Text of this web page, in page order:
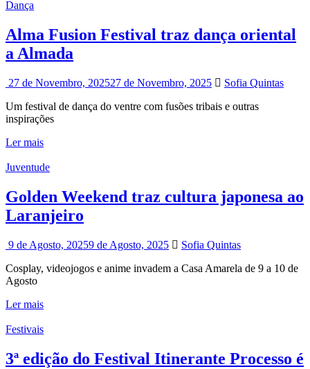
Dança
Alma Fusion Festival traz dança oriental
a Almada
27 de Novembro, 202527 de Novembro, 2025
Sofia Quintas
Um festival de dança do ventre com fusões tribais e outras
inspirações
Ler mais
Juventude
Golden Weekend traz cultura japonesa ao
Laranjeiro
9 de Agosto, 20259 de Agosto, 2025
Sofia Quintas
Cosplay, videojogos e anime invadem a Casa Amarela de 9 a 10 de
Agosto
Ler mais
Festivais
3ª edição do Festival Itinerante Processo é